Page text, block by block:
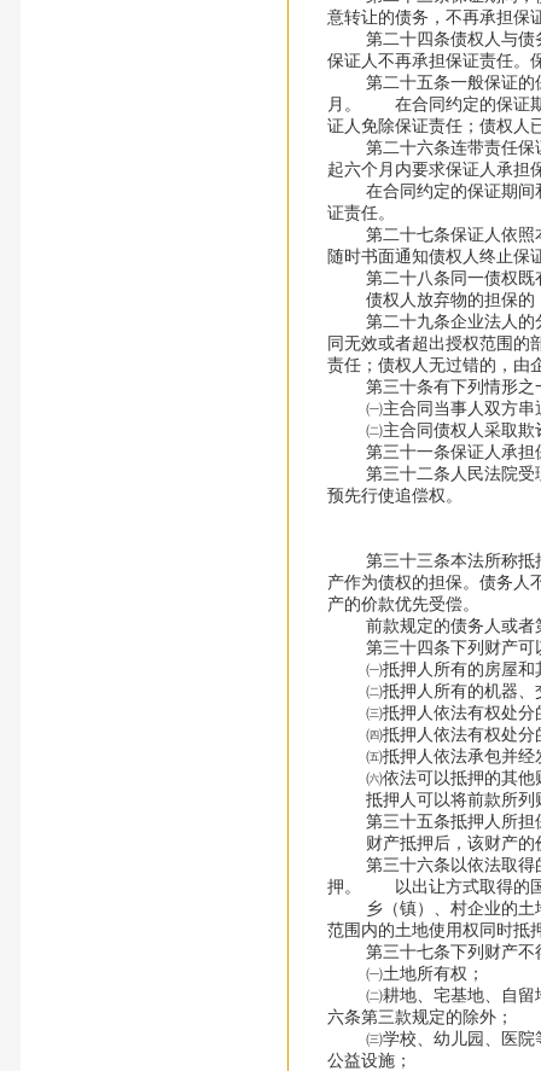
意转让的债务，不再承担保
第二十四条债权人与债务
保证人不再承担保证责任。
第二十五条一般保证的保
月。 在合同约定的保证期
证人免除保证责任；债权人
第二十六条连带责任保证
起六个月内要求保证人承担
在合同约定的保证期间和
证责任。
第二十七条保证人依照本
随时书面通知债权人终止保
第二十八条同一债权既有
债权人放弃物的担保的，
第二十九条企业法人的分
同无效或者超出授权范围的
责任；债权人无过错的，由
第三十条有下列情形之
㈠主合同当事人双方串
㈡主合同债权人采取欺诈
第三十一条保证人承担
第三十二条人民法院受理
预先行使追偿权。
第三十三条本法所称抵押
产作为债权的担保。债务人
产的价款优先受偿。
前款规定的债务人或者第
第三十四条下列财产可
㈠抵押人所有的房屋和
㈡抵押人所有的机器、
㈢抵押人依法有权处分的
㈣抵押人依法有权处分的
㈤抵押人依法承包并经发
㈥依法可以抵押的其他
抵押人可以将前款所列
第三十五条抵押人所担
财产抵押后，该财产的价
第三十六条以依法取得的
押。 以出让方式取得的国
乡（镇）、村企业的土地
范围内的土地使用权同时抵
第三十七条下列财产不
㈠土地所有权；
㈡耕地、宅基地、自留地
六条第三款规定的除外；
㈢学校、幼儿园、医院等
公益设施；